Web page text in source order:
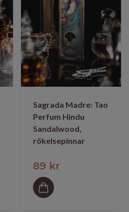
Sagrada Madre: Tao
Perfum Hindu
Sandalwood,
rökelsepinnar
89 kr